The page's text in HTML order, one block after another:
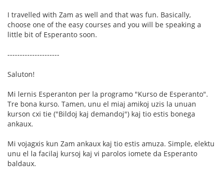
I travelled with Zam as well and that was fun. Basically,
choose one of the easy courses and you will be speaking a
little bit of Esperanto soon.
---------------------
Saluton!
Mi lernis Esperanton per la programo "Kurso de Esperanto".
Tre bona kurso. Tamen, unu el miaj amikoj uzis la unuan
kurson cxi tie ("Bildoj kaj demandoj") kaj tio estis bonega
ankaux.
Mi vojagxis kun Zam ankaux kaj tio estis amuza. Simple, elektu
unu el la facilaj kursoj kaj vi parolos iomete da Esperanto
baldaux.